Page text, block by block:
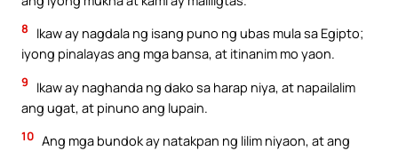
8
Ikaw ay nagdala ng isang puno ng ubas mula sa Egipto;
iyong pinalayas ang mga bansa, at itinanim mo yaon.
9
Ikaw ay naghanda ng dako sa harap niya, at napailalim
ang ugat, at pinuno ang lupain.
10 Ang mga bundok ay natakpan ng lilim niyaon, at ang